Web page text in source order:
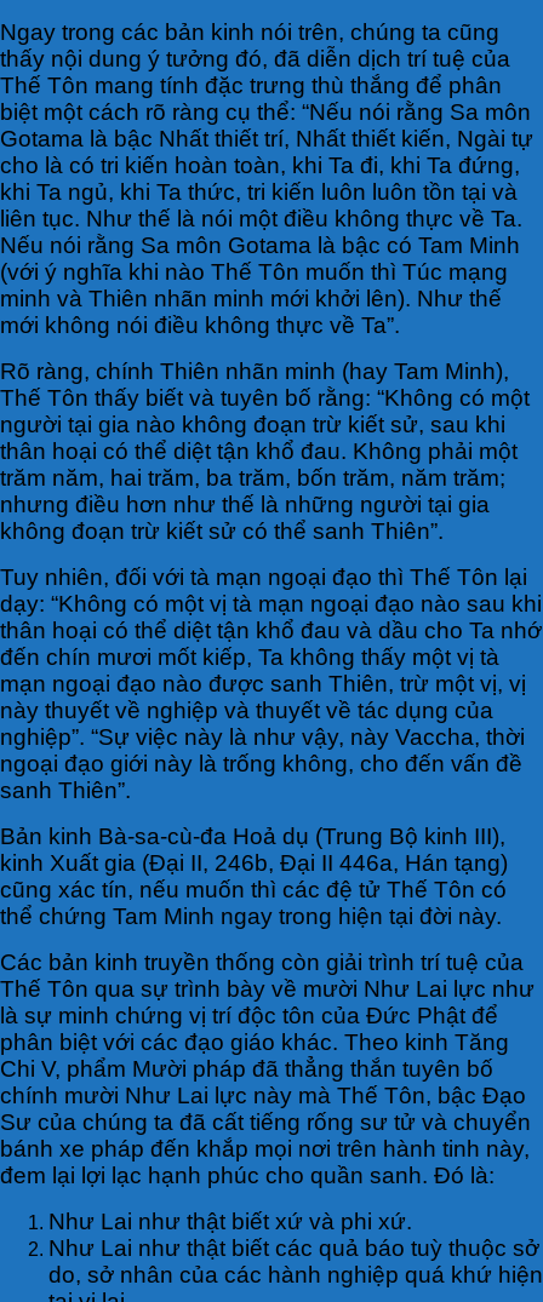
Ngay trong các bản kinh nói trên, chúng ta cũng
thấy nội dung ý tưởng đó, đã diễn dịch trí tuệ của
Thế Tôn mang tính đặc trưng thù thắng để phân
biệt một cách rõ ràng cụ thể: “Nếu nói rằng Sa môn
Gotama là bậc Nhất thiết trí, Nhất thiết kiến, Ngài tự
cho là có tri kiến hoàn toàn, khi Ta đi, khi Ta đứng,
khi Ta ngủ, khi Ta thức, tri kiến luôn luôn tồn tại và
liên tục. Như thế là nói một điều không thực về Ta.
Nếu nói rằng Sa môn Gotama là bậc có Tam Minh
(với ý nghĩa khi nào Thế Tôn muốn thì Túc mạng
minh và Thiên nhãn minh mới khởi lên). Như thế
mới không nói điều không thực về Ta”.
Rõ ràng, chính Thiên nhãn minh (hay Tam Minh),
Thế Tôn thấy biết và tuyên bố rằng: “Không có một
người tại gia nào không đoạn trừ kiết sử, sau khi
thân hoại có thể diệt tận khổ đau. Không phải một
trăm năm, hai trăm, ba trăm, bốn trăm, năm trăm;
nhưng điều hơn như thế là những người tại gia
không đoạn trừ kiết sử có thể sanh Thiên”.
Tuy nhiên, đối với tà mạn ngoại đạo thì Thế Tôn lại
dạy: “Không có một vị tà mạn ngoại đạo nào sau khi
thân hoại có thể diệt tận khổ đau và dầu cho Ta nhớ
đến chín mươi mốt kiếp, Ta không thấy một vị tà
mạn ngoại đạo nào được sanh Thiên, trừ một vị, vị
này thuyết về nghiệp và thuyết về tác dụng của
nghiệp”. “Sự việc này là như vậy, này Vaccha, thời
ngoại đạo giới này là trống không, cho đến vấn đề
sanh Thiên”.
Bản kinh Bà-sa-cù-đa Hoả dụ (Trung Bộ kinh III),
kinh Xuất gia (Đại II, 246b, Đại II 446a, Hán tạng)
cũng xác tín, nếu muốn thì các đệ tử Thế Tôn có
thể chứng Tam Minh ngay trong hiện tại đời này.
Các bản kinh truyền thống còn giải trình trí tuệ của
Thế Tôn qua sự trình bày về mười Như Lai lực như
là sự minh chứng vị trí độc tôn của Đức Phật để
phân biệt với các đạo giáo khác. Theo kinh Tăng
Chi V, phẩm Mười pháp đã thẳng thắn tuyên bố
chính mười Như Lai lực này mà Thế Tôn, bậc Đạo
Sư của chúng ta đã cất tiếng rống sư tử và chuyển
bánh xe pháp đến khắp mọi nơi trên hành tinh này,
đem lại lợi lạc hạnh phúc cho quần sanh. Đó là:
Như Lai như thật biết xứ và phi xứ.
Như Lai như thật biết các quả báo tuỳ thuộc sở
do, sở nhân của các hành nghiệp quá khứ hiện